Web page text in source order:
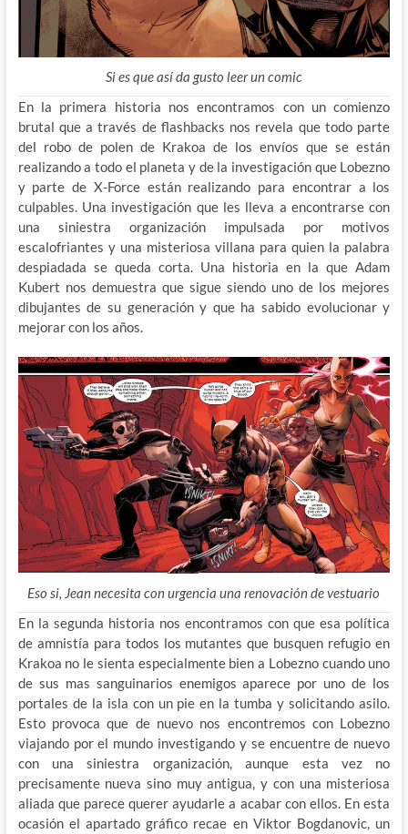
Si es que así da gusto leer un comic
En la primera historia nos encontramos con un comienzo
brutal que a través de flashbacks nos revela que todo parte
del robo de polen de Krakoa de los envíos que se están
realizando a todo el planeta y de la investigación que Lobezno
y parte de X-Force están realizando para encontrar a los
culpables. Una investigación que les lleva a encontrarse con
una siniestra organización impulsada por motivos
escalofriantes y una misteriosa villana para quien la palabra
despiadada se queda corta. Una historia en la que Adam
Kubert nos demuestra que sigue siendo uno de los mejores
dibujantes de su generación y que ha sabido evolucionar y
mejorar con los años.
Eso si, Jean necesita con urgencia una renovación de vestuario
En la segunda historia nos encontramos con que esa política
de amnistía para todos los mutantes que busquen refugio en
Krakoa no le sienta especialmente bien a Lobezno cuando uno
de sus mas sanguinarios enemigos aparece por uno de los
portales de la isla con un pie en la tumba y solicitando asilo.
Esto provoca que de nuevo nos encontremos con Lobezno
viajando por el mundo investigando y se encuentre de nuevo
con una siniestra organización, aunque esta vez no
precisamente nueva sino muy antigua, y con una misteriosa
aliada que parece querer ayudarle a acabar con ellos. En esta
ocasión el apartado gráfico recae en Viktor Bogdanovic, un